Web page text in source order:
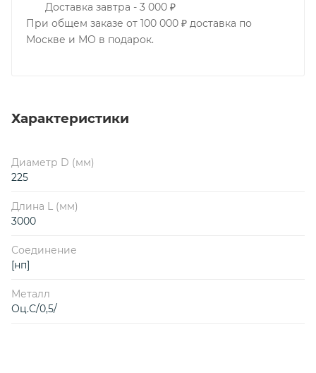
Доставка завтра - 3 000 ₽
При общем заказе от 100 000 ₽ доставка по
Москве и МО в подарок.
Характеристики
Диаметр D (мм)
225
Длина L (мм)
3000
Соединение
[нп]
Металл
Оц.С/0,5/